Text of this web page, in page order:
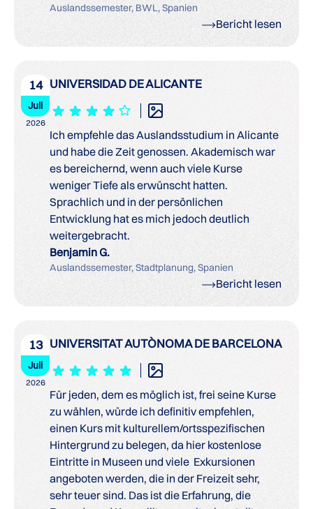
Auslandssemester, BWL, Spanien
Bericht lesen
14
Juli
2026
UNIVERSIDAD DE ALICANTE
Ich empfehle das Auslandsstudium in Alicante
und habe die Zeit genossen. Akademisch war
es bereichernd, wenn auch viele Kurse
weniger Tiefe als erwünscht hatten.
Sprachlich und in der persönlichen
Entwicklung hat es mich jedoch deutlich
weitergebracht.
Benjamin G.
Auslandssemester, Stadtplanung, Spanien
Bericht lesen
13
Juli
2026
UNIVERSITAT AUTÒNOMA DE BARCELONA
Für jeden, dem es möglich ist, frei seine Kurse
zu wählen, würde ich definitiv empfehlen,
einen Kurs mit kulturellem/ortsspezifischen
Hintergrund zu belegen, da hier kostenlose
Eintritte in Museen und viele Exkursionen
angeboten werden, die in der Freizeit sehr,
sehr teuer sind. Das ist die Erfahrung, die